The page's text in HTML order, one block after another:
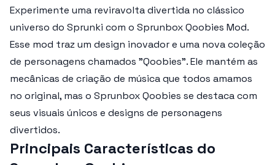
Experimente uma reviravolta divertida no clássico
universo do Sprunki com o Sprunbox Qoobies Mod.
Esse mod traz um design inovador e uma nova coleção
de personagens chamados "Qoobies". Ele mantém as
mecânicas de criação de música que todos amamos
no original, mas o Sprunbox Qoobies se destaca com
seus visuais únicos e designs de personagens
divertidos.
Principais Características do